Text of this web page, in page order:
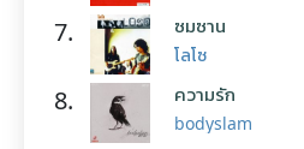
7. ซมซาน
โลโซ
8. ความรัก
bodyslam